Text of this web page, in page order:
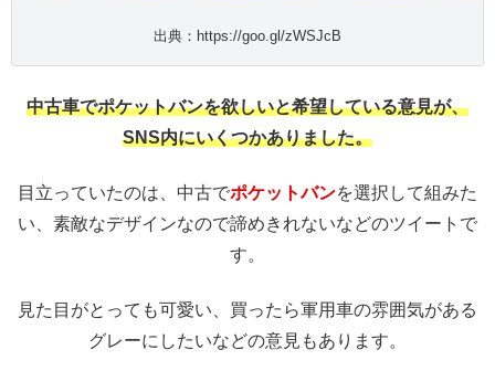
出典：https://goo.gl/zWSJcB
中古車でポケットバンを欲しいと希望している意見が、
SNS内にいくつかありました。
目立っていたのは、中古でポケットバンを選択して組みた
い、素敵なデザインなので諦めきれないなどのツイートで
す。
見た目がとっても可愛い、買ったら軍用車の雰囲気がある
グレーにしたいなどの意見もあります。